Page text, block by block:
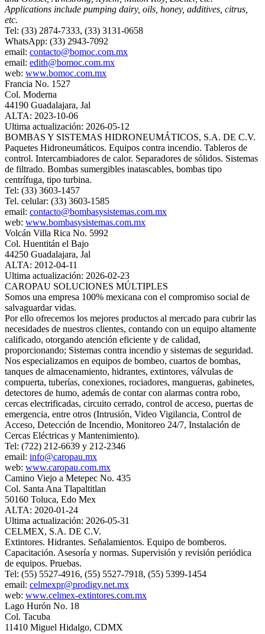
Applications include pumping dairy, oils, honey, additives, citrus,
etc.
Tel: (33) 2874-7333, (33) 3131-0658
WhatsApp: (33) 2943-7092
email: contacto@bomoc.com.mx
email: edith@bomoc.com.mx
web: www.bomoc.com.mx
Francia No. 1527
Col. Moderna
44190 Guadalajara, Jal
ALTA: 2023-10-06
Ultima actualización: 2026-05-12
BOMBAS Y SISTEMAS HIDRONEUMÁTICOS, S.A. DE C.V.
Paquetes Hidroneumáticos. Equipos contra incendio. Tableros de
control. Intercambiadores de calor. Separadores de sólidos. Sistemas
de filtrado. Bombas sumergibles inatascables, bombas tipo
centrífuga, tipo turbina.
Tel: (33) 3603-1457
Tel. celular: (33) 3603-1585
email: contacto@bombasysistemas.com.mx
web: www.bombasysistemas.com.mx
Volcán Villa Rica No. 5992
Col. Huentitán el Bajo
44250 Guadalajara, Jal
ALTA: 2012-04-11
Ultima actualización: 2026-02-23
CAROPAU SOLUCIONES MÚLTIPLES
Somos una empresa 100% mexicana con el compromiso social de
salvaguardar vidas.
Por ello ofrecemos los mejores productos al mercado para cubrir las
necesidades de nuestros clientes, contando con un equipo altamente
calificado, otorgando atención eficiente y de calidad,
proporcionando; Sistemas contra incendio y sistemas de seguridad.
Nos especializamos en equipos de bombeo, cuartos de bombas,
tanques de almacenamiento, hidrantes, extintores, válvulas de
compuerta, tuberías, conexiones, rociadores, mangueras, gabinetes,
detectores de humo, además de contar con alarmas contra robo,
cercas electrificadas, circuito cerrado, control de acceso, puertas de
emergencia, entre otros (Intrusión, Video Vigilancia, Control de
Acceso, Detección de Incendio, Monitoreo 24/7, Instalación de
Cercas Eléctricas y Mantenimiento).
Tel: (722) 212-6639 y 212-2346
email: info@caropau.mx
web: www.caropau.com.mx
Camino Viejo a Metepec No. 435
Col. Santa Ana Tlapaltitlan
50160 Toluca, Edo Mex
ALTA: 2020-01-24
Ultima actualización: 2026-05-31
CELMEX, S.A. DE C.V.
Extintores. Hidrantes. Señalamientos. Equipo de bomberos.
Capacitación. Asesoría y normas. Supervisión y revisión periódica
de equipos. Pruebas.
Tel: (55) 5527-4916, (55) 5527-7918, (55) 5399-1454
email: celmexpr@prodigy.net.mx
web: www.celmex-extintores.com.mx
Lago Hurón No. 18
Col. Tacuba
11410 Miguel Hidalgo, CDMX